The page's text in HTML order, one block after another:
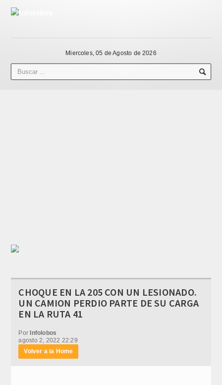
Miercoles, 05 de Agosto de 2026
CHOQUE EN LA 205 CON UN LESIONADO.
UN CAMION PERDIO PARTE DE SU CARGA
EN LA RUTA 41
Por Infolobos
agosto 2, 2022 22:29
Volver a la Home